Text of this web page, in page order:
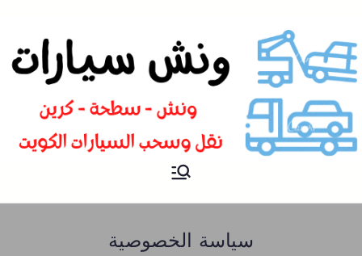
ونش الكويت
سياسة الخصوصية